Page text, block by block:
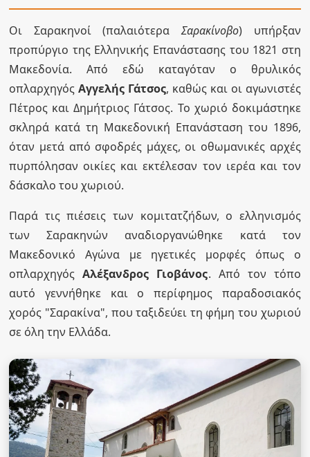
Οι Σαρακηνοί (παλαιότεραΣαρακίνοβο) υπήρξαν
προπύργιο της Ελληνικής Επανάστασης του 1821 στη
Μακεδονία. Από εδώ καταγόταν ο θρυλικός
οπλαρχηγόςΑγγελής Γάτσος, καθώς και οι αγωνιστές
Πέτρος και Δημήτριος Γάτσος. Το χωριό δοκιμάστηκε
σκληρά κατά τη Μακεδονική Επανάσταση του 1896,
όταν μετά από σφοδρές μάχες, οι οθωμανικές αρχές
πυρπόλησαν οικίες και εκτέλεσαν τον ιερέα και τον
δάσκαλο του χωριού.
Παρά τις πιέσεις των κομιτατζήδων, ο ελληνισμός
των Σαρακηνών αναδιοργανώθηκε κατά τον
Μακεδονικό Αγώνα με ηγετικές μορφές όπως ο
οπλαρχηγόςΑλέξανδρος Γιοβάνος. Από τον τόπο
αυτό γεννήθηκε και ο περίφημος παραδοσιακός
χορός "Σαρακίνα", που ταξιδεύει τη φήμη του χωριού
σε όλη την Ελλάδα.